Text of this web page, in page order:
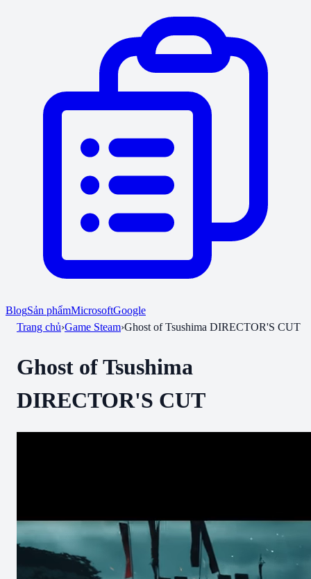
BlogSản phẩmMicrosoftGoogle
Trang chủ›Game Steam›Ghost of Tsushima DIRECTOR'S CUT
Ghost of Tsushima
DIRECTOR'S CUT